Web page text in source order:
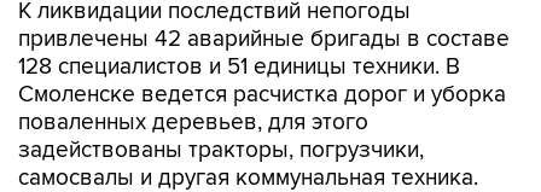
128 специалистов и 51 единицы техники. В
Смоленске ведется расчистка дорог и уборка
поваленных деревьев, для этого
задействованы тракторы, погрузчики,
самосвалы и другая коммунальная техника.
По данным МЧС, завтра ожидается